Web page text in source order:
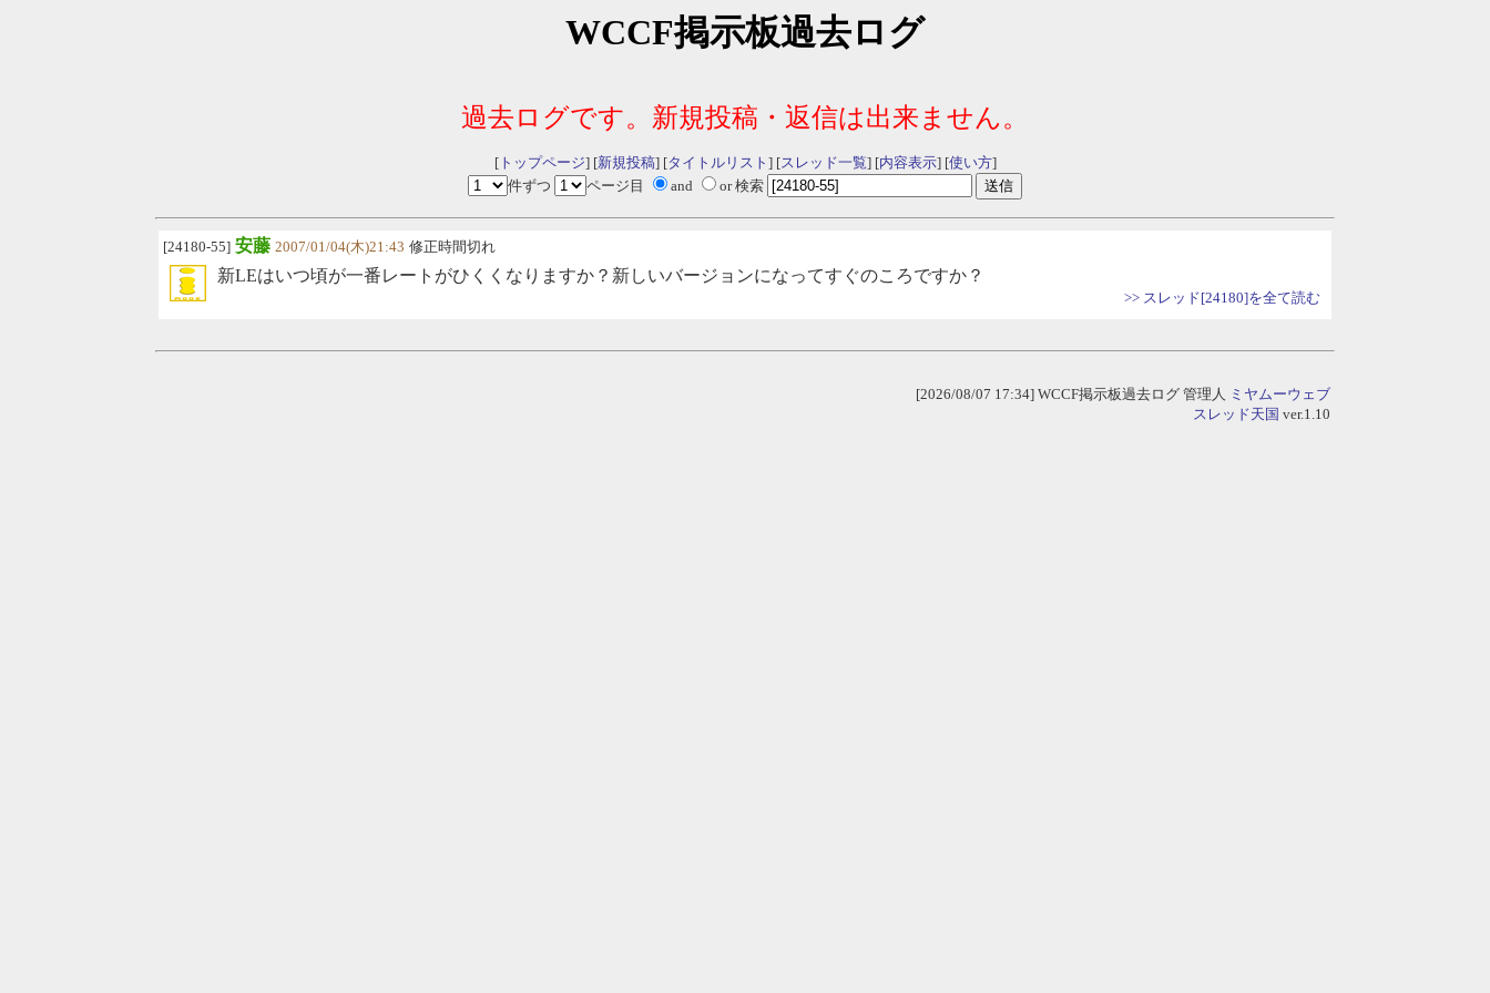
WCCF掲示板過去ログ
過去ログです。新規投稿・返信は出来ません。
[トップページ] [新規投稿] [タイトルリスト ] [スレッド一覧] [内容表示] [使い方]
件ずつ
ページ目 and or 検索
[24180-55] 安藤 2007/01/04(木)21:43 修正時間切れ
新LEはいつ頃が一番レートがひくくなりますか？新しいバージョンになってすぐのころですか？
>> スレッド[24180]を全て読む
[2026/08/07 17:34] WCCF掲示板過去ログ 管理人 ミヤムーウェブ
スレッド天国 ver.1.10